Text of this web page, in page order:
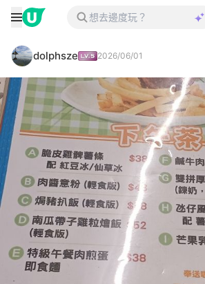
dolphsze 2026/06/01